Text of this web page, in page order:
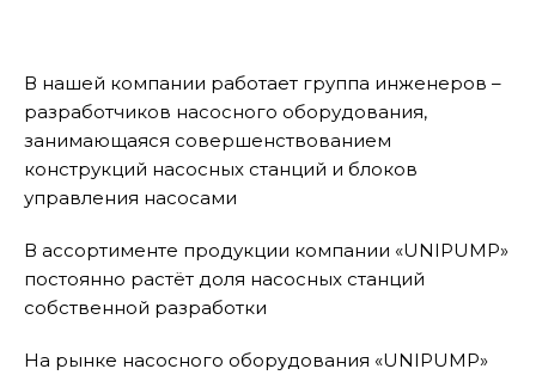
В нашей компании работает группа инженеров –
разработчиков насосного оборудования,
занимающаяся совершенствованием
конструкций насосных станций и блоков
управления насосами
В ассортименте продукции компании «UNIPUMP»
постоянно растёт доля насосных станций
собственной разработки
На рынке насосного оборудования «UNIPUMP»